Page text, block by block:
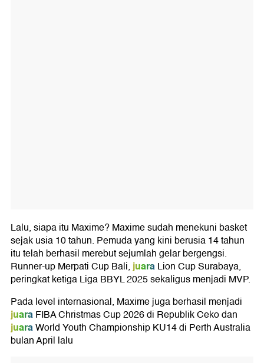
Lalu, siapa itu Maxime? Maxime sudah menekuni basket
sejak usia 10 tahun. Pemuda yang kini berusia 14 tahun
itu telah berhasil merebut sejumlah gelar bergengsi.
Runner-up Merpati Cup Bali,juaraLion Cup Surabaya,
peringkat ketiga Liga BBYL 2025 sekaligus menjadi MVP.
Pada level internasional, Maxime juga berhasil menjadi
juaraFIBA Christmas Cup 2026 di Republik Ceko dan
juaraWorld Youth Championship KU14 di Perth Australia
bulan April lalu